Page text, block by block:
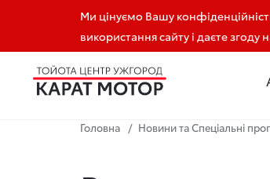
Ми цінуємо Вашу
використання сайту і даєте
+38 (097) 926 30 00
Головна Новини та Спеціальні